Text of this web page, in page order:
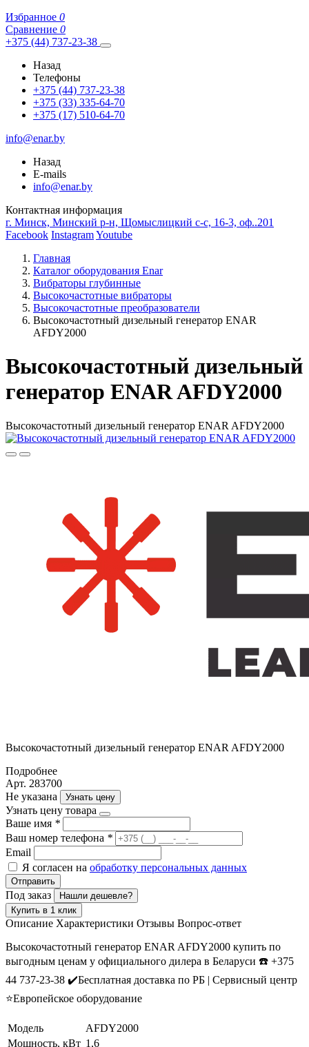
Избранное 0
Сравнение 0
+375 (44) 737-23-38
Назад
Телефоны
+375 (44) 737-23-38
+375 (33) 335-64-70
+375 (17) 510-64-70
info@enar.by
Назад
E-mails
info@enar.by
Контактная информация
г. Минск, Минский р-н, Щомыслицкий с-с, 16-3, оф..201
Facebook InstagramYoutube
Главная
Каталог оборудования Enar
Вибраторы глубинные
Высокочастотные вибраторы
Высокочастотные преобразователи
Высокочастотный дизельный генератор ENAR
AFDY2000
Высокочастотный дизельный
генератор ENAR AFDY2000
Высокочастотный дизельный генератор ENAR AFDY2000
Высокочастотный дизельный генератор ENAR AFDY2000
Подробнее
Арт. 283700
Не указана
Узнать цену
Узнать цену товара
Ваше имя *
Ваш номер телефона *
Email
Я согласен на обработку персональных данных
Отправить
Под заказ
Нашли дешевле?
Купить в 1 клик
Описание Характеристики Отзывы Вопрос-ответ
Высокочастотный генератор ENAR AFDY2000 купить по
выгодным ценам у официального дилера в Беларуси ☎️ +375
44 737-23-38 ✔️Бесплатная доставка по РБ | Сервисный центр
⭐Европейское оборудование
Модель
AFDY2000
Мощность, кВт 1,6